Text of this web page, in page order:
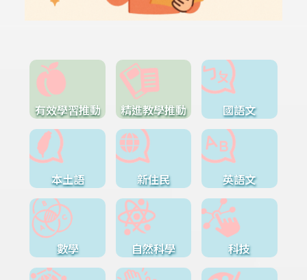
有效學習推動 精進教學推動 國語文
本土語 新住民 英語文
數學 自然科學 科技